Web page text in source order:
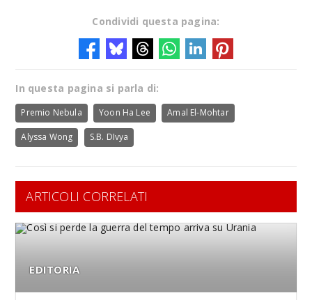
Condividi questa pagina:
In questa pagina si parla di:
Premio Nebula Yoon Ha Lee Amal El-Mohtar
Alyssa Wong S.B. DIvya
ARTICOLI CORRELATI
EDITORIA